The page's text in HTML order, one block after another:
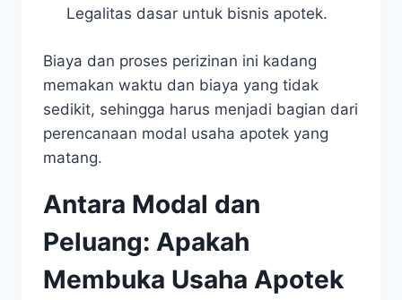
Legalitas dasar untuk bisnis apotek.
Biaya dan proses perizinan ini kadang
memakan waktu dan biaya yang tidak
sedikit, sehingga harus menjadi bagian dari
perencanaan modal usaha apotek yang
matang.
Antara Modal dan
Peluang: Apakah
Membuka Usaha Apotek